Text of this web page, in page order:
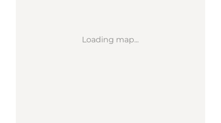
Loading map...